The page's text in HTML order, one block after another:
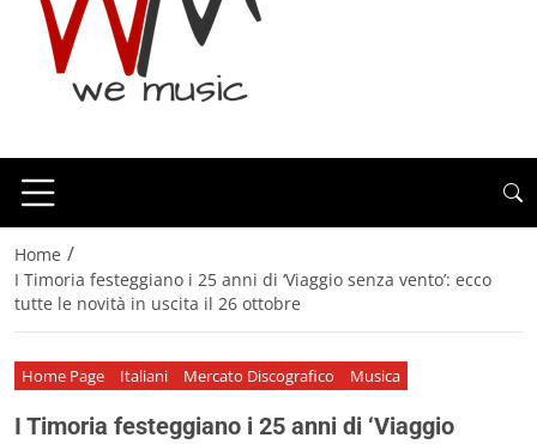
Home /
I Timoria festeggiano i 25 anni di ‘Viaggio senza vento’: ecco
tutte le novità in uscita il 26 ottobre
Home Page Italiani Mercato Discografico Musica
I Timoria festeggiano i 25 anni di ‘Viaggio